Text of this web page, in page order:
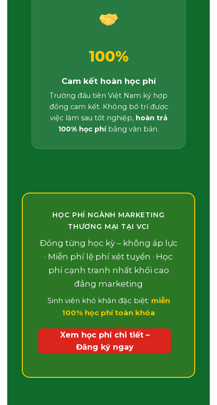
100%
Cam kết hoàn học phí
Trường đầu tiên Việt Nam ký hợp
đồng cam kết. Không bố trí được
việc làm sau tốt nghiệp, hoàn trả
100% học phíbằng văn bản.
HỌC PHÍ NGÀNH MARKETING
THƯƠNG MẠI TẠI VCI
Đóng từng học kỳ – không áp lực
· Miễn phí lệ phí xét tuyển · Học
phí cạnh tranh nhất khối cao
đẳng marketing
Sinh viên khó khăn đặc biệt: miễn
100% học phí toàn khóa
Xem học phí chi tiết –
Đăng ký ngay